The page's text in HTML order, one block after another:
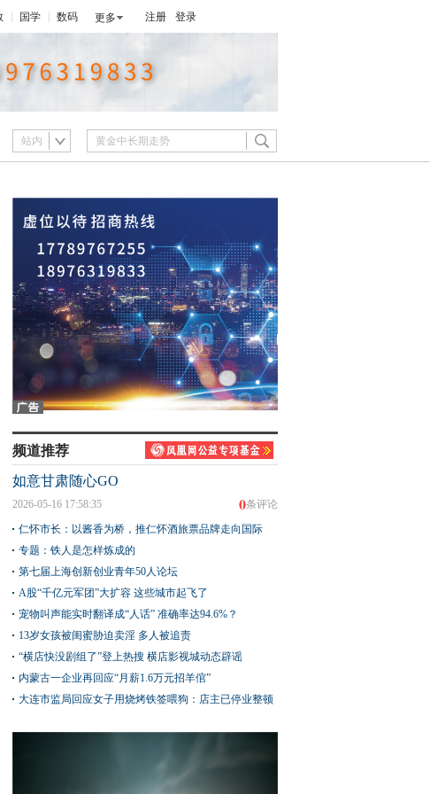
国学 数码 更多 注册 登录
站内
频道推荐
如意甘肃随心GO
0条评论
2026-05-16 17:58:35
仁怀市长：以酱香为桥，推仁怀酒旅票品牌走向国际
专题：铁人是怎样炼成的
第七届上海创新创业青年50人论坛
A股“千亿元军团”大扩容 这些城市起飞了
宠物叫声能实时翻译成“人话” 准确率达94.6%？
13岁女孩被闺蜜胁迫卖淫 多人被追责
“横店快没剧组了”登上热搜 横店影视城动态辟谣
内蒙古一企业再回应“月薪1.6万元招羊倌”
大连市监局回应女子用烧烤铁签喂狗：店主已停业整顿